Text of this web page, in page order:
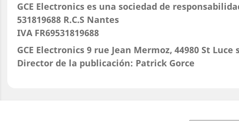
GCE Electronics es una sociedad de
531819688 R.C.S Nantes
IVA FR69531819688
GCE Electronics 9 rue Jean Mermoz, 44980 St
Director de la publicación: Patrick Gorce